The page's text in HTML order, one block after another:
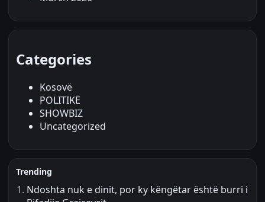
Categories
Kosovë
POLITIKË
SHOWBIZ
Uncategorized
Trending
Ndoshta nuk e dinit, por ky këngëtar është burri i